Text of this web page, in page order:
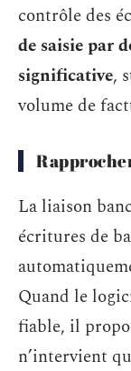
contrôle des
de saisie par
significative,
volume de
La liaison
écritures de
Quand le
fiable, il
n’intervient